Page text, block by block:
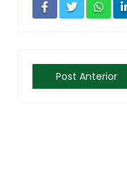
Post Anterior